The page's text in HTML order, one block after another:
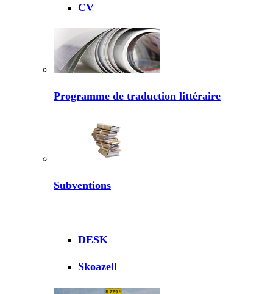
CV
Programme de traduction littéraire
Subventions
DESK
Skoazell